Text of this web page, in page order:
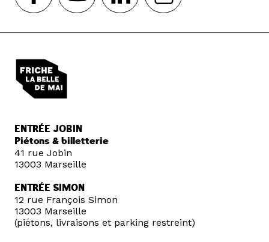
ENTRÉE JOBIN
Piétons & billetterie
41 rue Jobin
13003 Marseille
ENTRÉE SIMON
12 rue François Simon
13003 Marseille
(piétons, livraisons et parking restreint)